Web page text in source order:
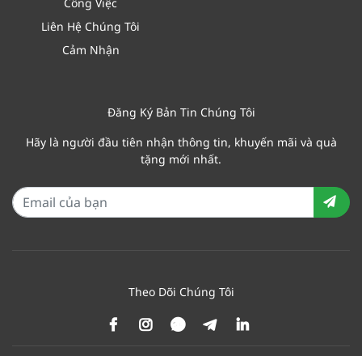
Liên Hệ Chúng Tôi
Cảm Nhận
Đăng Ký Bản Tin Chúng Tôi
Hãy là người đầu tiên nhận thông tin, khuyến mãi và quà
tặng mới nhất.
Theo Dõi Chúng Tôi